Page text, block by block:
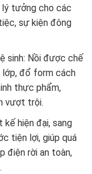
lý tưởng cho các
sự kiện đông
sinh: Nồi được chế
lớp, đổ form cách
thực phẩm,
vượt trội.
hiện đại, sang
tiện lợi, giúp quá
điện rời an toàn,